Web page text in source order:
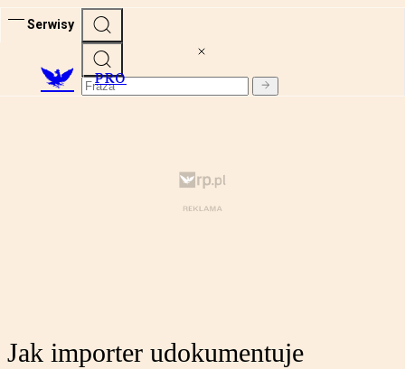
Serwisy
PRO
Jak importer udokumentuje